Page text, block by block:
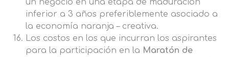
inferior a 3 años preferiblemente asociado a
la economía naranja – creativa.
Los costos en los que incurran los aspirantes
para la participación en la Maratón de